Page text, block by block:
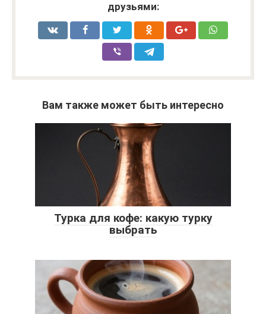
друзьями:
Вам также может быть интересно
Турка для кофе: какую турку
выбрать